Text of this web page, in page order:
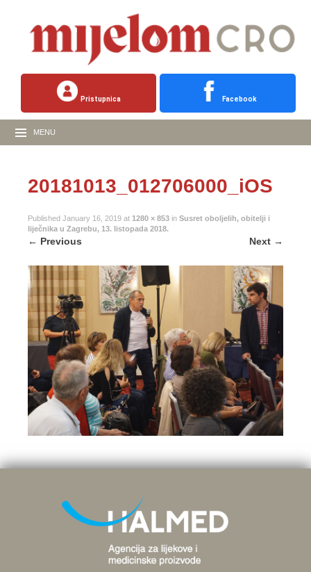
Pristupnica Facebook
MENU
20181013_012706000_iOS
Published January 16, 2019 at 1280 × 853 in Susret oboljelih, obitelji i
liječnika u Zagrebu, 13. listopada 2018.
← Previous Next →